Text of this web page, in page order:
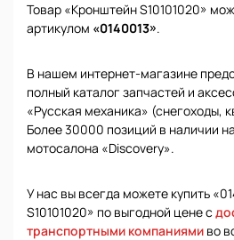
Товар «Кронштейн S10101020»
артикулом «0140013».
В нашем интернет-магазине
полный каталог запчастей и
«Русская механика» (снегоходы,
Более 30000 позиций в наличии
мотосалона «Discovery».
У нас вы всегда можете купить
S10101020» по выгодной цене с
транспортными компаниями во